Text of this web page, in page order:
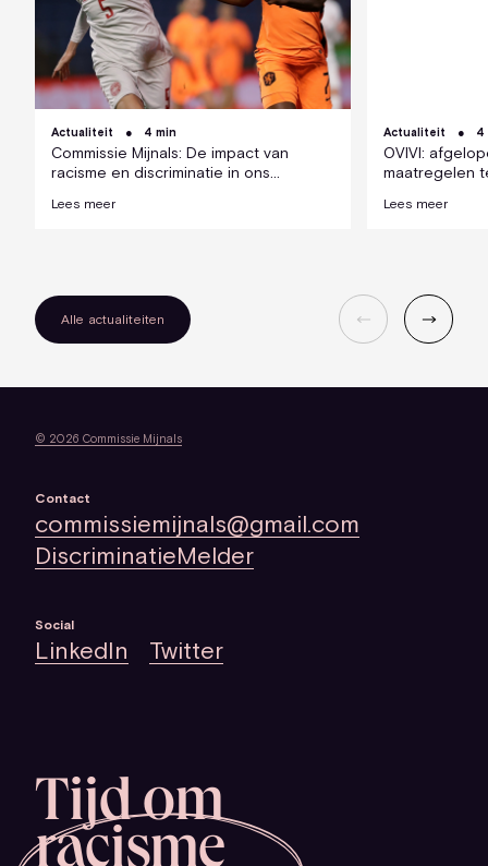
Actualiteit 4 min
Commissie Mijnals: De impact van
racisme en discriminatie in ons
gelijk.
Lees meer
Actualiteit 4
OVIVI:
maatregelen
Lees meer
Alle actualiteiten
Tijd om
© 2026 Commissie Mijnals
Contact
commissiemijnals@gmail.com
DiscriminatieMelder
Social
LinkedIn Twitter